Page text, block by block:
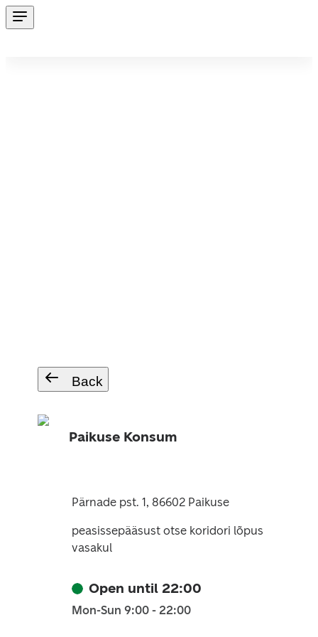
Back
Paikuse Konsum
Pärnade pst. 1, 86602 Paikuse
peasissepääsust otse koridori lõpus
vasakul
Open until 22:00
Mon-Sun 9:00 - 22:00